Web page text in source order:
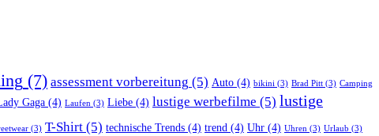
(7) assessment vorbereitung (5) Auto (4) bikini (3) Brad Pitt (3) Camping
Gaga (4) Laufen (3) Liebe (4) lustige werbefilme (5) lustige
(3) T-Shirt (5) technische Trends (4) trend (4) Uhr (4) Uhren (3) Urlaub (3)